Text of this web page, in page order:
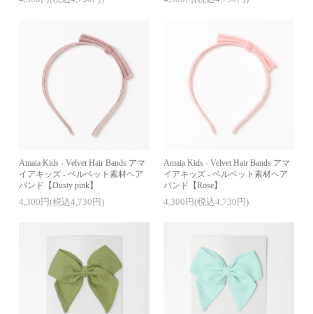
Amaia Kids - Velvet Hair Bands アマ
イアキッズ - ベルベット素材ヘア
バンド【Dusty pink】
4,300円(税込4,730円)
Amaia Kids - Velvet Hair Bands アマ
イアキッズ - ベルベット素材ヘア
バンド【Rose】
4,300円(税込4,730円)